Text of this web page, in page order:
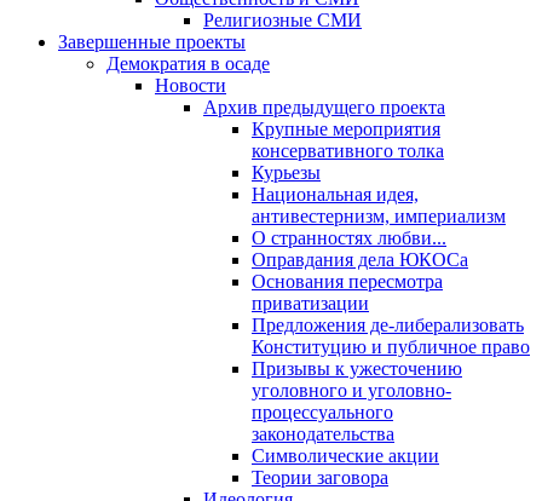
Религиозные СМИ
Завершенные проекты
Демократия в осаде
Новости
Архив предыдущего проекта
Крупные мероприятия
консервативного толка
Курьезы
Национальная идея,
антивестернизм, империализм
О странностях любви...
Оправдания дела ЮКОСа
Основания пересмотра
приватизации
Предложения де-либерализовать
Конституцию и публичное право
Призывы к ужесточению
уголовного и уголовно-
процессуального
законодательства
Символические акции
Теории заговора